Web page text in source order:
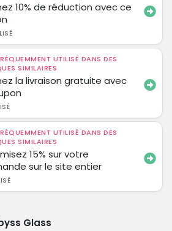
10% de réduction avec ce
UTILISÉ DANS DES
SIMILAIRES
la livraison gratuite avec
UTILISÉ DANS DES
SIMILAIRES
15% sur votre
sur le site entier
Glass